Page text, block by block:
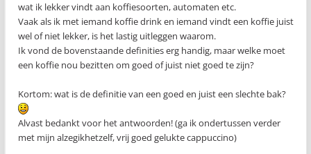
wat ik lekker vindt aan koffiesoorten, automaten etc.
Vaak als ik met iemand koffie drink en iemand vindt een koffie juist
wel of niet lekker, is het lastig uitleggen waarom.
Ik vond de bovenstaande definities erg handig, maar welke moet
een koffie nou bezitten om goed of juist niet goed te zijn?
Kortom: wat is de definitie van een goed en juist een slechte bak?
Alvast bedankt voor het antwoorden! (ga ik ondertussen verder
met mijn alzegikhetzelf, vrij goed gelukte cappuccino)